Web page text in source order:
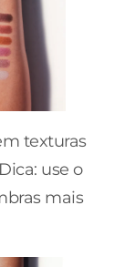
texturas
use o
mais